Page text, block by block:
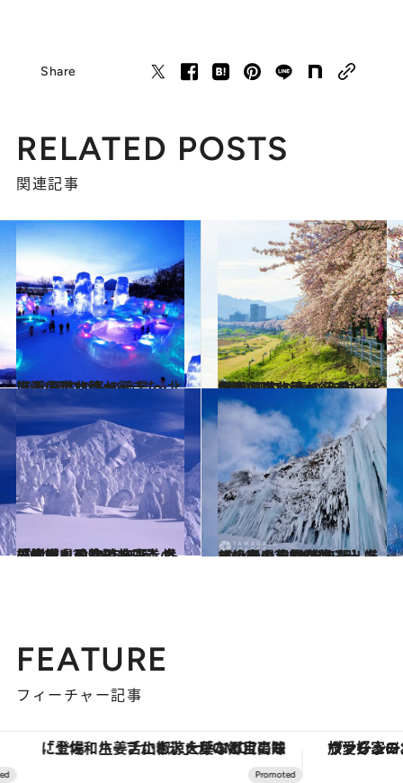
Share
RELATED POSTS
関連記事
2024.12.28
【画像】いつか行きたい！ 日本の冬の絶景 ～北海道・東北篇～
旅＆お出かけ 2024.4.27
【画像】いつか行きたい！ 日本の春の絶景 ～北海道・東北篇～（2024年版）
旅＆お出かけ
2024.12.28
【宮城県・2025年版】冬の絶景・風物詩10選。世界的にも珍しい、圧巻の「樹氷」の造形美
旅＆お出かけ 2024.12.28
【山形県・2025年版】冬の絶景・風物詩10選。厳しい冬の自然が生み出す、氷の芸術空間
旅＆お出かけ
FEATURE
フィーチャー記事
「土佐和ハーブかき氷」がOMO7高知に登場！生姜、山椒、大葉など目にも舌にも涼を呼ぶ郷土の味 ヴァシュロン・コンスタンタ